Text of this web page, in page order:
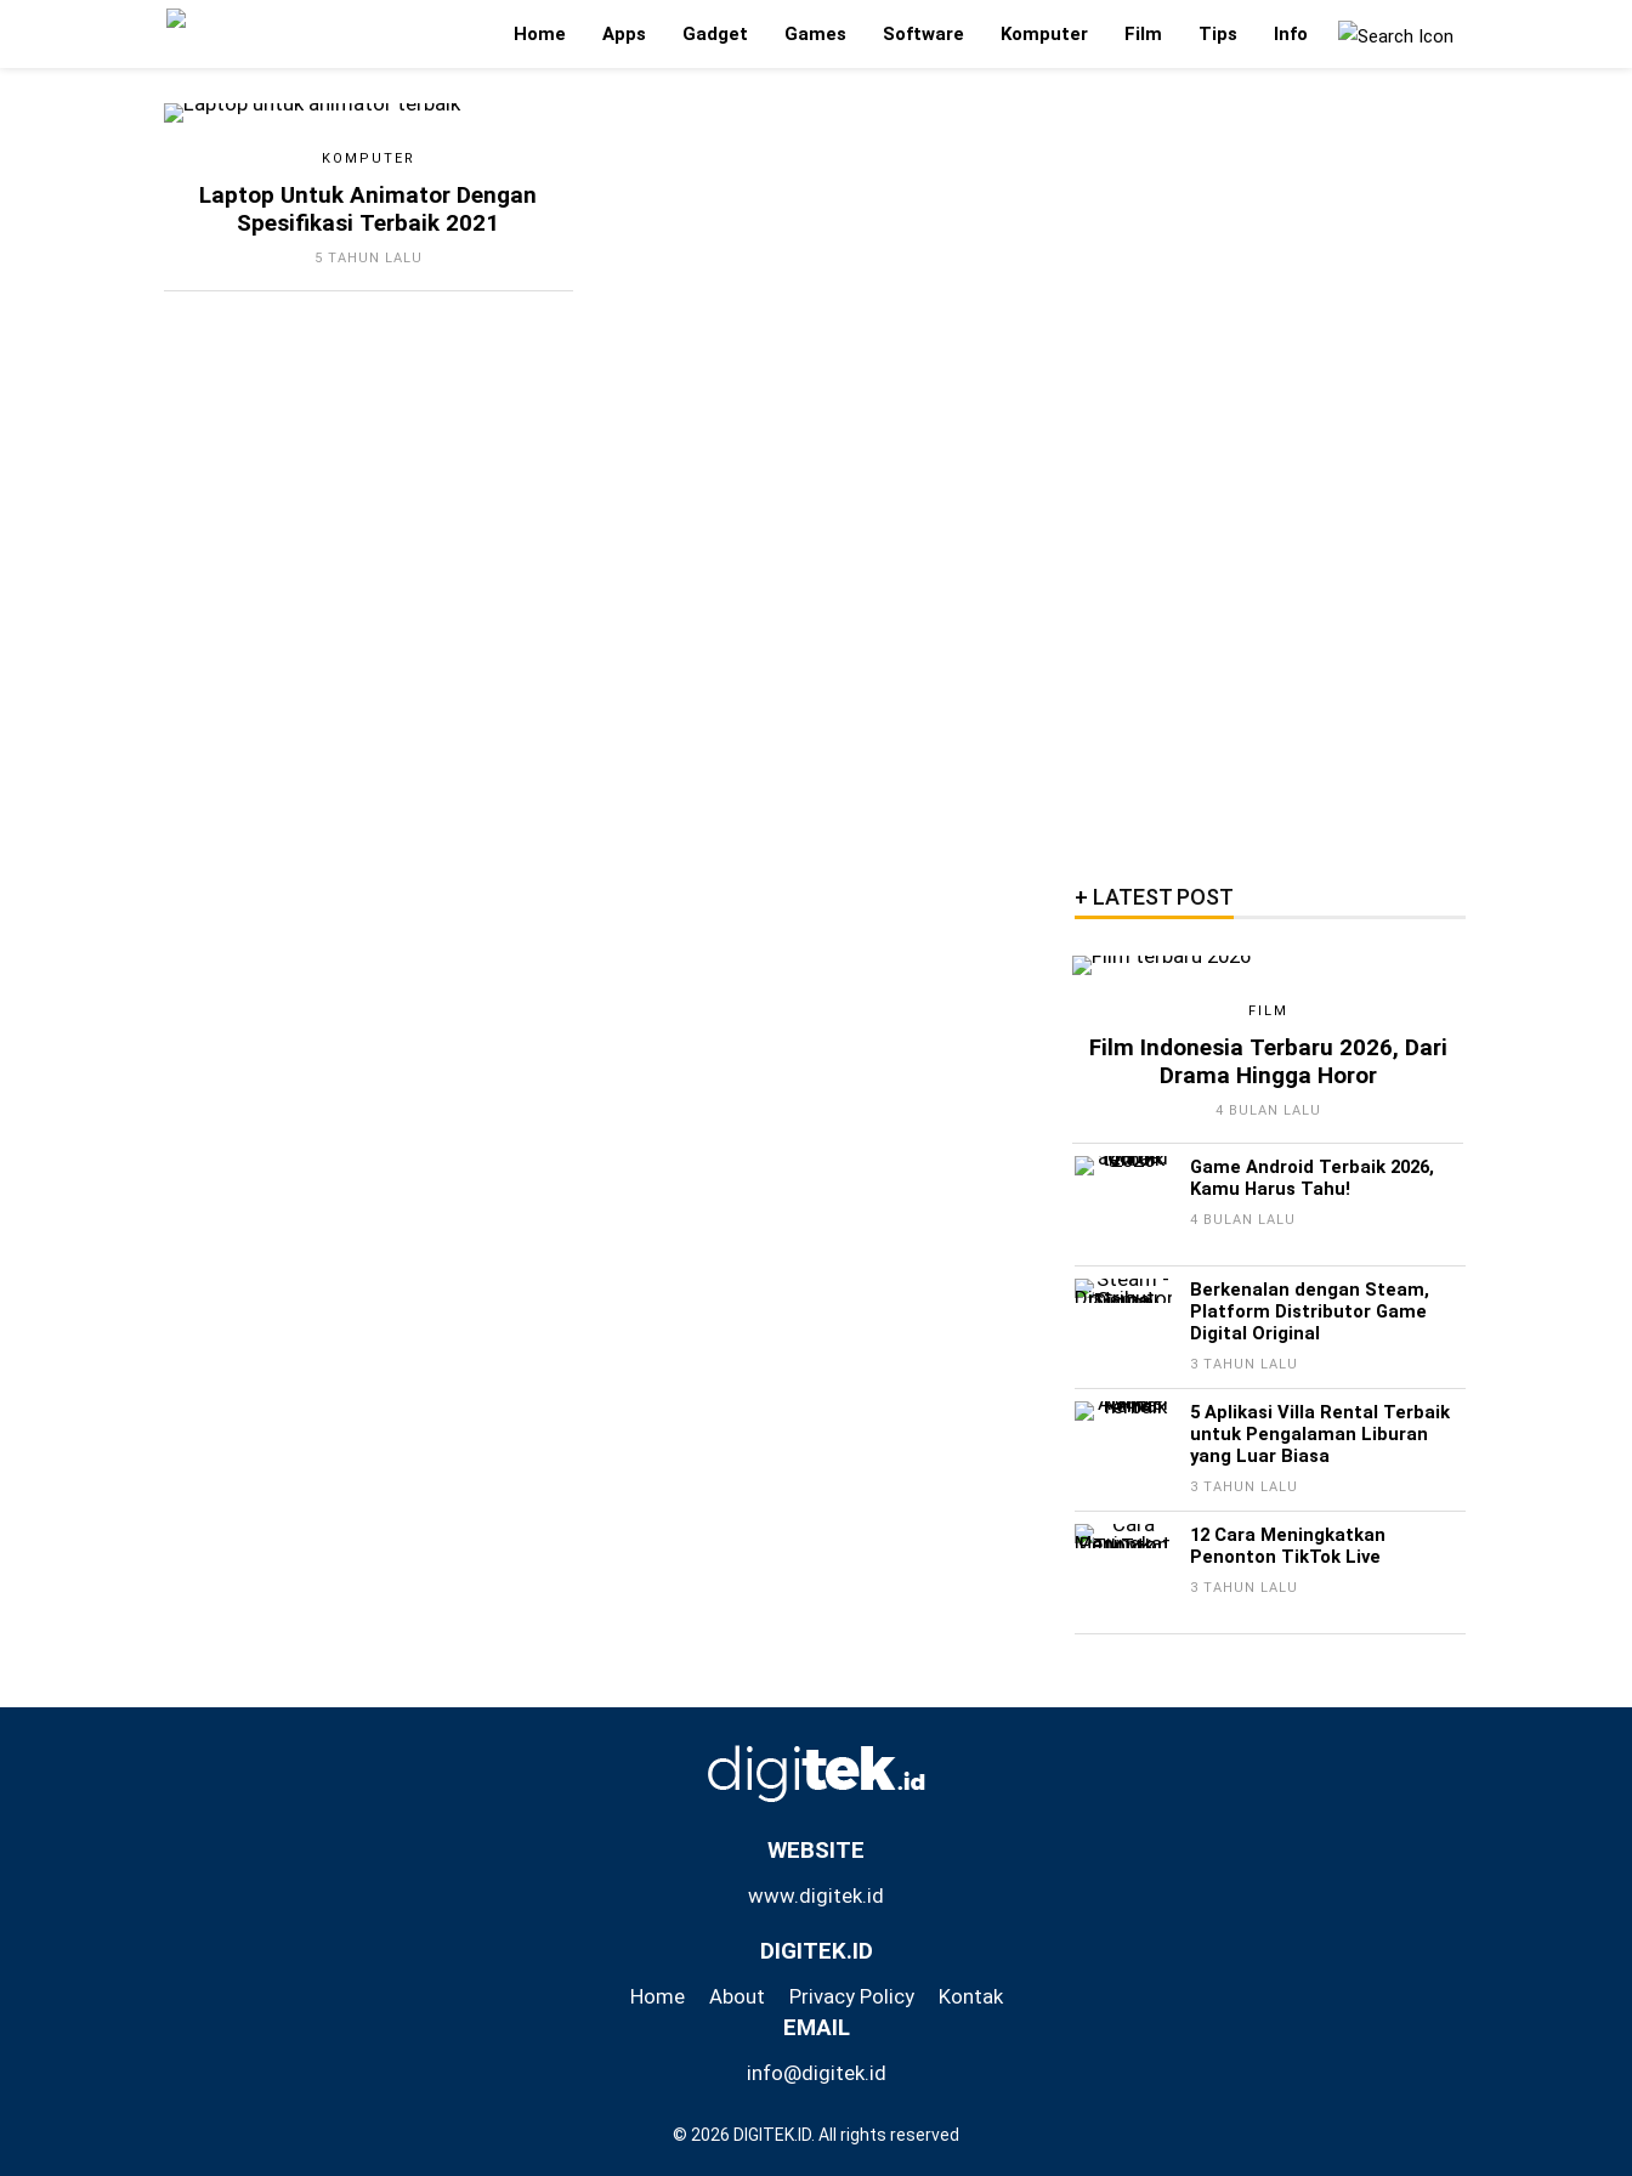
Home Apps Gadget Games Software Komputer Film Tips Info
KOMPUTER
Laptop Untuk Animator Dengan
Spesifikasi Terbaik 2021
5 TAHUN LALU
LATEST POST
FILM
Film Indonesia Terbaru 2026, Dari
Drama Hingga Horor
4 BULAN LALU
Game Android Terbaik 2026,
Kamu Harus Tahu!
4 BULAN LALU
Berkenalan dengan Steam,
Platform Distributor Game
Digital Original
3 TAHUN LALU
5 Aplikasi Villa Rental Terbaik
untuk Pengalaman Liburan
yang Luar Biasa
3 TAHUN LALU
12 Cara Meningkatkan
Penonton TikTok Live
3 TAHUN LALU
WEBSITE
www.digitek.id
DIGITEK.ID
Home About Privacy Policy Kontak
EMAIL
info@digitek.id
© 2026 DIGITEK.ID. All rights reserved